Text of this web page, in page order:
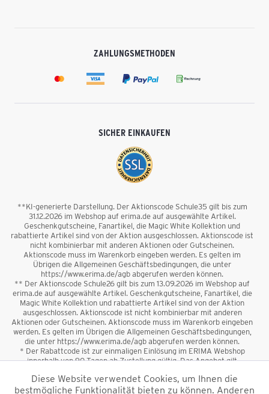
ZAHLUNGSMETHODEN
SICHER EINKAUFEN
**KI-generierte Darstellung. Der Aktionscode Schule35 gilt bis zum
31.12.2026 im Webshop auf erima.de auf ausgewählte Artikel.
Geschenkgutscheine, Fanartikel, die Magic White Kollektion und
rabattierte Artikel sind von der Aktion ausgeschlossen. Aktionscode ist
nicht kombinierbar mit anderen Aktionen oder Gutscheinen.
Aktionscode muss im Warenkorb eingeben werden. Es gelten im
Übrigen die Allgemeinen Geschäftsbedingungen, die unter
https://www.erima.de/agb abgerufen werden können.
** Der Aktionscode Schule26 gilt bis zum 13.09.2026 im Webshop auf
erima.de auf ausgewählte Artikel. Geschenkgutscheine, Fanartikel, die
Magic White Kollektion und rabattierte Artikel sind von der Aktion
ausgeschlossen. Aktionscode ist nicht kombinierbar mit anderen
Aktionen oder Gutscheinen. Aktionscode muss im Warenkorb eingeben
werden. Es gelten im Übrigen die Allgemeinen Geschäftsbedingungen,
die unter https://www.erima.de/agb abgerufen werden können.
* Der Rabattcode ist zur einmaligen Einlösung im ERIMA Webshop
innerhalb von 90 Tagen ab Zustellung gültig. Das Angebot gilt
sowie Geschenkgutscheine sind vom Rabatt ausgeschlossen. Der
Rabattcode ist nicht mit anderen Aktionen oder Gutscheinen
Diese Website verwendet Cookies, um Ihnen die
bestmögliche Funktionalität bieten zu können. Anderen